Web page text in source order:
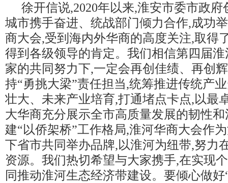
徐开信说,2020年以来,淮安市委市政
城市携手奋进、统战部门倾力合作,成功
商大会,受到海内外华商的高度关注,取得
得到各级领导的肯定。我们相信第四届
家的共同努力下,一定会再创佳绩、再创
持“勇挑大梁”责任担当,统筹推进传统产
壮大、未来产业培育,打通堵点卡点,以最
大华商充分展示全市高质量发展的韧性
建“以侨架桥”工作格局,淮河华商大会作
下省市共同举办品牌,以淮河为纽带,努力
资源。我们热切希望与大家携手,在实现
同推动淮河生态经济带建设。要倾心做